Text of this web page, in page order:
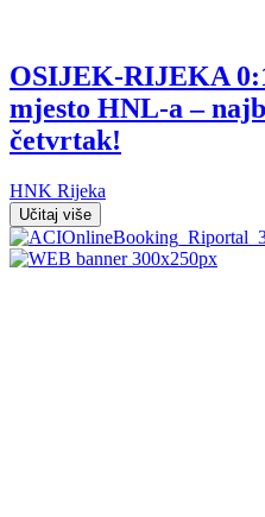
OSIJEK-RIJEKA
mjesto HNL-a –
četvrtak!
HNK Rijeka
Učitaj više